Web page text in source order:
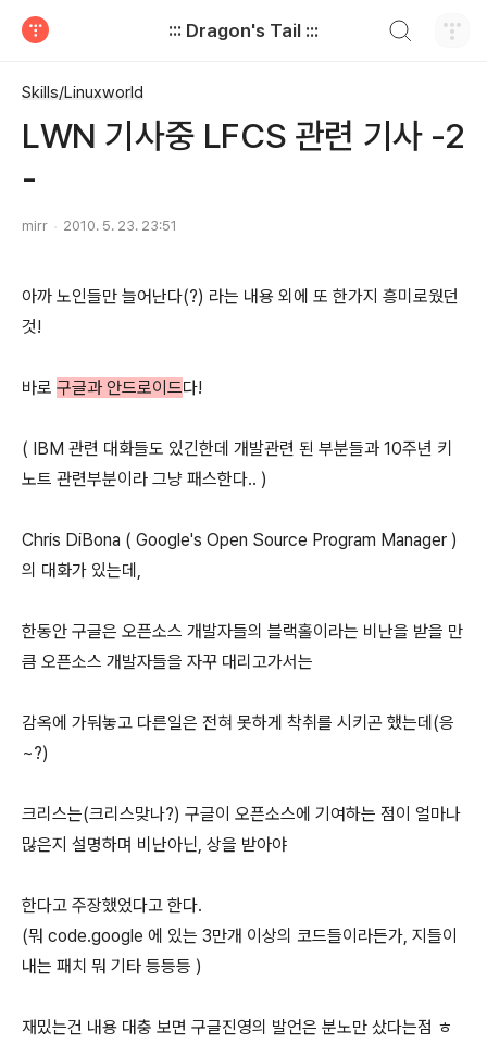
::: Dragon's Tail :::
Skills/Linuxworld
LWN 기사중 LFCS 관련 기사 -2
-
mirr 2010. 5. 23. 23:51
아까 노인들만 늘어난다(?) 라는 내용 외에 또 한가지 흥미로웠던
것!
바로 구글과 안드로이드다!
( IBM 관련 대화들도 있긴한데 개발관련 된 부분들과 10주년 키
노트 관련부분이라 그냥 패스한다.. )
Chris DiBona ( Google's Open Source Program Manager )
의 대화가 있는데,
한동안 구글은 오픈소스 개발자들의 블랙홀이라는 비난을 받을 만
큼 오픈소스 개발자들을 자꾸 대리고가서는
감옥에 가둬놓고 다른일은 전혀 못하게 착취를 시키곤 했는데(응
~?)
크리스는(크리스맞나?) 구글이 오픈소스에 기여하는 점이 얼마나
많은지 설명하며 비난아닌, 상을 받아야
한다고 주장했었다고 한다.
(뭐 code.google 에 있는 3만개 이상의 코드들이라든가, 지들이
내는 패치 뭐 기타 등등등 )
재밌는건 내용 대충 보면 구글진영의 발언은 분노만 샀다는점 ㅎ